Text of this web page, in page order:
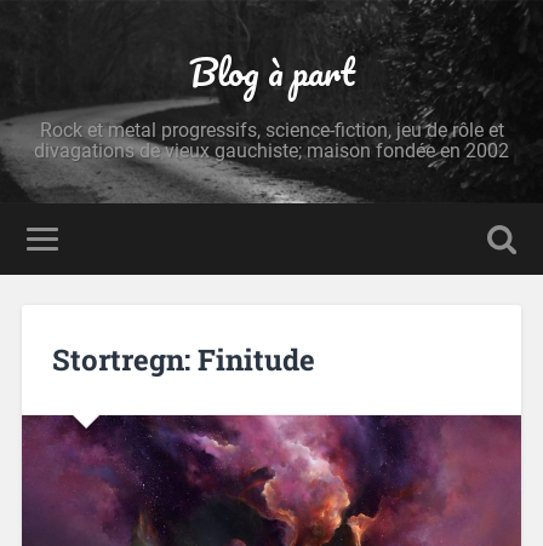
Blog à part
Rock et metal progressifs, science-fiction, jeu de rôle et
divagations de vieux gauchiste; maison fondée en 2002
Stortregn: Finitude